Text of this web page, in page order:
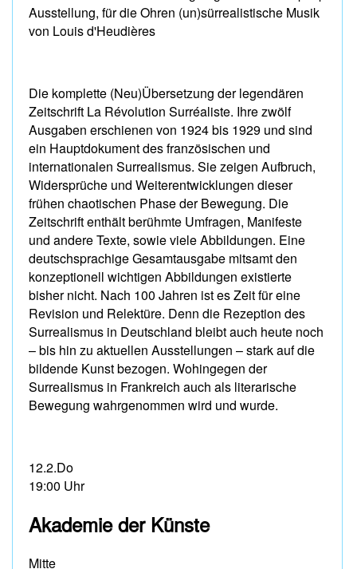
Ausstellung, für die Ohren (un)sürrealistische Musik
von Louis d'Heudières
Die komplette (Neu)Übersetzung der legendären
Zeitschrift La Révolution Surréaliste. Ihre zwölf
Ausgaben erschienen von 1924 bis 1929 und sind
ein Hauptdokument des französischen und
internationalen Surrealismus. Sie zeigen Aufbruch,
Widersprüche und Weiterentwicklungen dieser
frühen chaotischen Phase der Bewegung. Die
Zeitschrift enthält berühmte Umfragen, Manifeste
und andere Texte, sowie viele Abbildungen. Eine
deutschsprachige Gesamtausgabe mitsamt den
konzeptionell wichtigen Abbildungen existierte
bisher nicht. Nach 100 Jahren ist es Zeit für eine
Revision und Relektüre. Denn die Rezeption des
Surrealismus in Deutschland bleibt auch heute noch
– bis hin zu aktuellen Ausstellungen – stark auf die
bildende Kunst bezogen. Wohingegen der
Surrealismus in Frankreich auch als literarische
Bewegung wahrgenommen wird und wurde.
12.2.Do
19:00 Uhr
Akademie der Künste
Mitte